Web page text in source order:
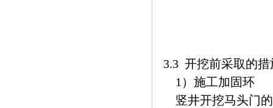
3.3 开挖前采取的措
1）施工加固环
竖井开挖马头门